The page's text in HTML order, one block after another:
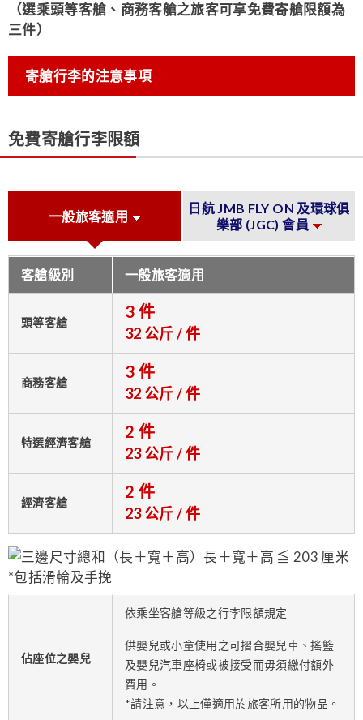
（選乘頭等客艙、商務客艙之旅客可享免費寄艙限額為
三件）
寄艙行李的注意事項
免費寄艙行李限額
一般旅客適用
日航 JMB FLY ON 及環球俱
樂部 (JGC) 會員
客艙級別 一般旅客適用
頭等客艙
3 件
32 公斤 / 件
商務客艙
3 件
32 公斤 / 件
特選經濟客艙
2 件
23 公斤 / 件
經濟客艙
2 件
23 公斤 / 件
佔座位之嬰兒
依乘坐客艙等級之行李限額規定
供嬰兒或小童使用之可摺合嬰兒車、搖籃
及嬰兒汽車座椅或被接受而毋須繳付額外
費用。
*請注意，以上僅適用於旅客所用的物品。